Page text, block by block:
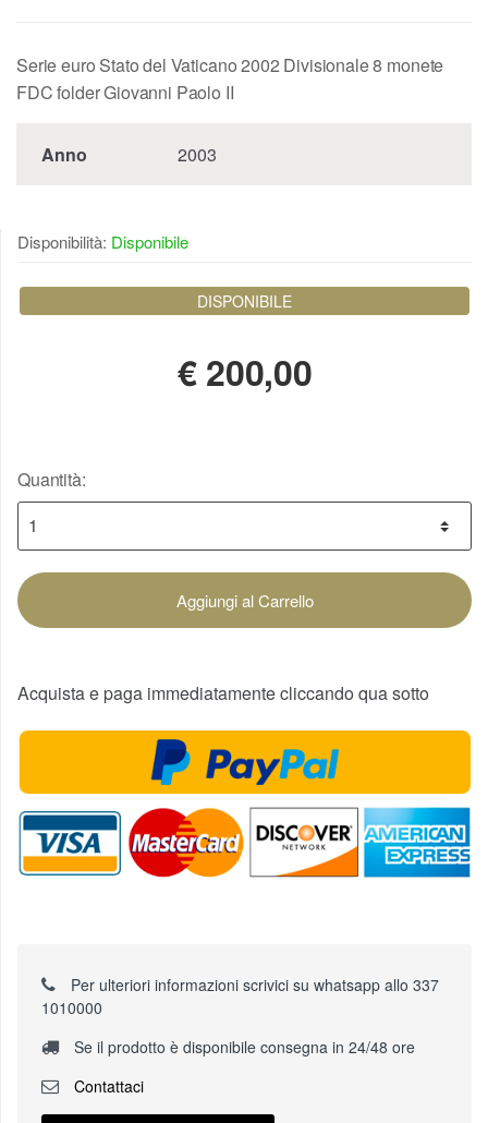
Serie euro Stato del Vaticano 2002 Divisionale 8 monete
FDC folder Giovanni Paolo II
Anno 2003
Disponibilità: Disponibile
DISPONIBILE
€200,00
Quantità:
Aggiungi al Carrello
Acquista e paga immediatamente cliccando qua sotto
Per ulteriori informazioni scrivici su whatsapp allo 337
1010000
Se il prodotto è disponibile consegna in 24/48 ore
Contattaci